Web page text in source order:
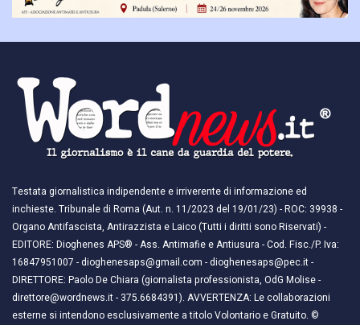
Testata giornalistica indipendente e irriverente di informazione ed
inchieste. Tribunale di Roma (Aut. n. 11/2023 del 19/01/23) - ROC: 39938 -
Organo Antifascista, Antirazzista e Laico (Tutti i diritti sono Riservati) -
EDITORE: Dioghenes APS® - Ass. Antimafie e Antiusura - Cod. Fisc./P. Iva:
16847951007 - dioghenesaps@gmail.com - dioghenesaps@pec.it - ​​
DIRETTORE: Paolo De Chiara (giornalista professionista, OdG Molise -
direttore@wordnews.it - ​​375.6684391). AVVERTENZA: Le collaborazioni
esterne si intendono esclusivamente a titolo Volontario e Gratuito. ©